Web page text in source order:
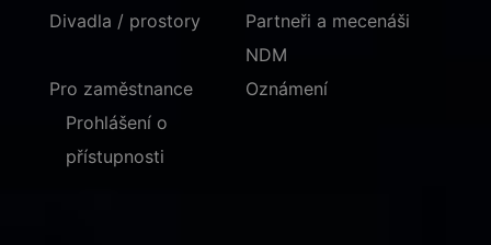
Divadla / prostory
Partneři a mecenáši
NDM
Pro zaměstnance
Oznámení
Prohlášení o
přístupnosti